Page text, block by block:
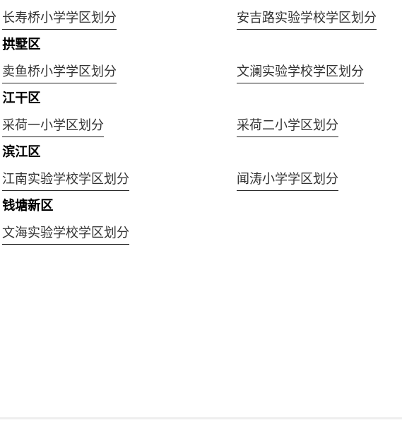
长寿桥小学学区划分 安吉路实验学校学区划分
拱墅区
卖鱼桥小学学区划分 文澜实验学校学区划分
江干区
采荷一小学区划分 采荷二小学区划分
滨江区
江南实验学校学区划分 闻涛小学学区划分
钱塘新区
文海实验学校学区划分